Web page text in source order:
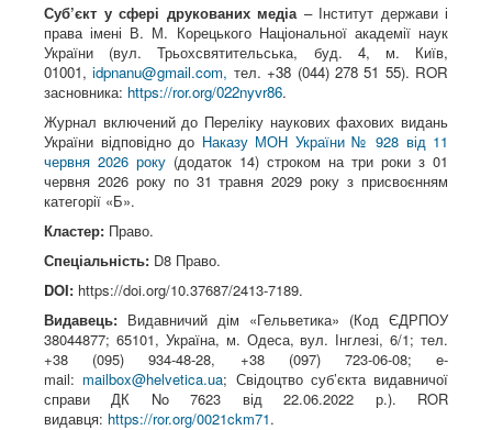
Суб’єкт у сфері друкованих медіа – Інститут держави і
права імені В. М. Корецького Національної академії наук
України (вул. Трьохсвятительська, буд. 4, м. Київ,
01001,idpnanu@gmail.com, тел. +38 (044) 278 51 55). ROR
засновника: https://ror.org/022nyvr86.
Журнал включений до Переліку наукових фахових видань
України відповідно до Наказу МОН України № 928 від 11
червня 2026 року (додаток 14) строком на три роки з 01
червня 2026 року по 31 травня 2029 року з присвоєнням
категорії «Б».
Кластер: Право.
Спеціальність: D8 Право.
DOI: https://doi.org/10.37687/2413-7189.
Видавець: Видавничий дім «Гельветика» (Код ЄДРПОУ
38044877; 65101, Україна, м. Одеса, вул. Інглезі, 6/1; тел.
+38 (095) 934-48-28, +38 (097) 723-06-08; e-
mail: mailbox@helvetica.ua; Свідоцтво суб’єкта видавничої
справи ДК No 7623 від 22.06.2022 р.). ROR
видавця: https://ror.org/0021ckm71.